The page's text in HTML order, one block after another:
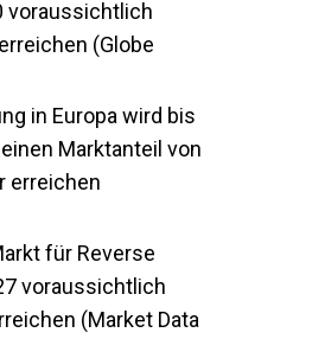
voraussichtlich
(Globe
in Europa wird bis
Marktanteil von
erreichen
für Reverse
voraussichtlich
(Market Data